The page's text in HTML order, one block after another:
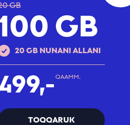
GB
GB
20 GB NUNANI ALLANI
QAAMM.
TOQQARUK
*
*